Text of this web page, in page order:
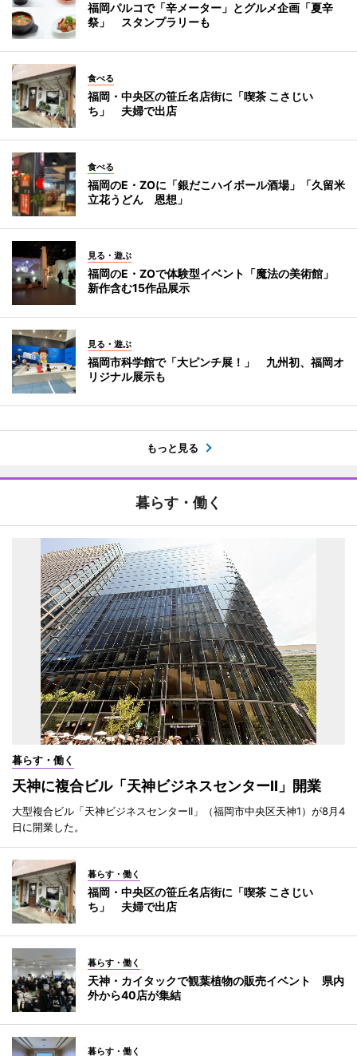
福岡パルコで「辛メーター」とグルメ企画「夏辛
祭」 スタンプラリーも
食べる
福岡・中央区の笹丘名店街に「喫茶 こさじい
ち」 夫婦で出店
食べる
福岡のE・ZOに「銀だこハイボール酒場」「久留米
立花うどん 恩想」
見る・遊ぶ
福岡のE・ZOで体験型イベント「魔法の美術館」
新作含む15作品展示
見る・遊ぶ
福岡市科学館で「大ピンチ展！」 九州初、福岡オ
リジナル展示も
もっと見る
暮らす・働く
暮らす・働く
天神に複合ビル「天神ビジネスセンターII」開業
大型複合ビル「天神ビジネスセンターII」（福岡市中央区天神1）が8月4
日に開業した。
暮らす・働く
福岡・中央区の笹丘名店街に「喫茶 こさじい
ち」 夫婦で出店
暮らす・働く
天神・カイタックで観葉植物の販売イベント 県内
外から40店が集結
暮らす・働く